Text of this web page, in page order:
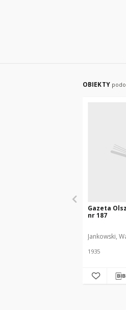
OBIEKTY
Gazeta
nr 187
Jankowski,
1935